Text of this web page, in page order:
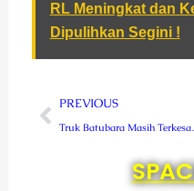
RL Meningkat dan
Dipulihkan Segini !
Prev
PREVIOUS
Truk